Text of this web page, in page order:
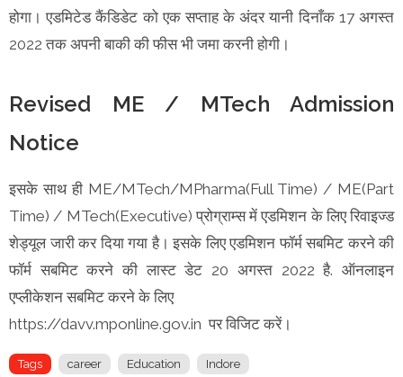
होगा। एडमिटेड कैंडिडेट को एक सप्ताह के अंदर यानी दिनाँक 17 अगस्त
2022 तक अपनी बाकी की फीस भी जमा करनी होगी।
Revised ME / MTech Admission
Notice
इसके साथ ही ME/MTech/MPharma(Full Time) / ME(Part
Time) / MTech(Executive) प्रोग्राम्स में एडमिशन के लिए रिवाइज्ड
शेड्यूल जारी कर दिया गया है। इसके लिए एडमिशन फॉर्म सबमिट करने की
फॉर्म सबमिट करने की लास्ट डेट 20 अगस्त 2022 है. ऑनलाइन
एप्लीकेशन सबमिट करने के लिए
https://davv.mponline.gov.in पर विजिट करें।
Tags career Education Indore